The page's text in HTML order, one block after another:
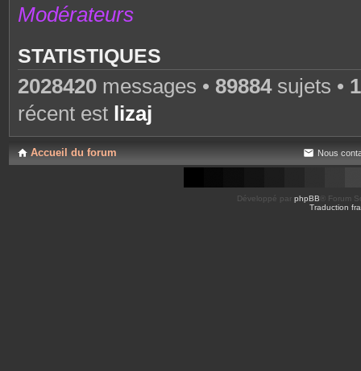
Modérateurs
STATISTIQUES
2028420 messages • 89884sujets •
récent est lizaj
Accueil du forum Nous
Développé par phpBB ® Forum
Traduction